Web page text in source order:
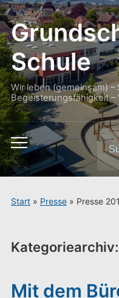
Schule
Wir leben (gemeinsam)
Begeisterungsfähigkeit –
Toggle
mobile
menu
for:
Start» Presse» Presse
Kategoriearchiv:
Mit dem